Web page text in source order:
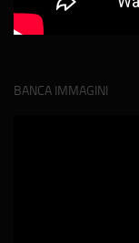
BANCA IMMAGINI